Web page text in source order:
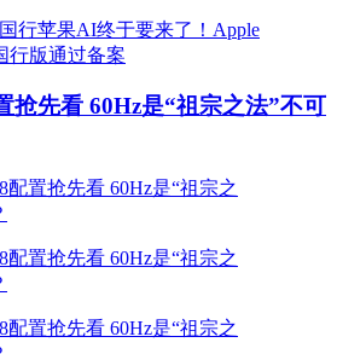
抢先看 60Hz是“祖宗之法”不可